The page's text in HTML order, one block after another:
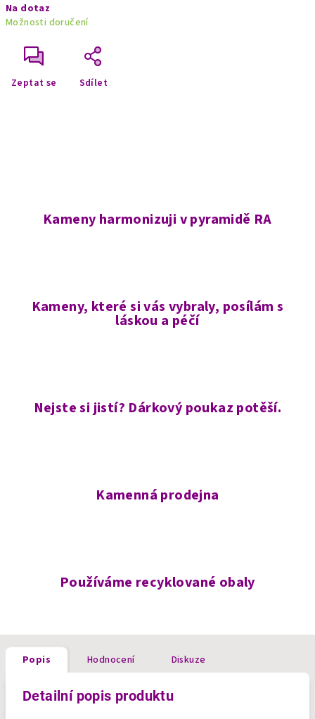
cena:
Na dotaz
Možnosti doručení
Zeptat se Sdílet
Kameny harmonizuji v pyramidě RA
Kameny, které si vás vybraly, posílám s
láskou a péčí
Nejste si jistí? Dárkový poukaz potěší.
Kamenná prodejna
Používáme recyklované obaly
Popis Hodnocení Diskuze
Detailní popis produktu